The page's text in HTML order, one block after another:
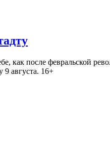
после февральской
августа. 16+